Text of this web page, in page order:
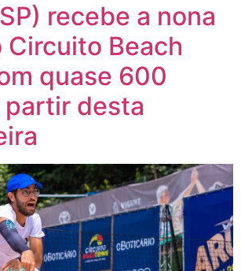
recebe a nona
Circuito Beach
quase 600
desta